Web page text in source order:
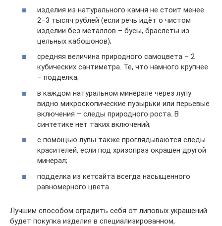
изделия из натурального камня не стоит менее
2–3 тысяч рублей (если речь идёт о чистом
изделии без металлов – бусы, браслеты из
цельных кабошонов);
средняя величина природного самоцвета – 2
кубических сантиметра. Те, что намного крупнее
– подделка;
в каждом натуральном минерале через лупу
видно микроскопические пузырьки или перьевые
включения – следы природного роста. В
синтетике нет таких включений;
с помощью лупы также проглядываются следы
красителей, если под хризопраз окрашен другой
минерал;
подделка из кетсайта всегда насыщенного
равномерного цвета.
Лучшим способом оградить себя от липовых украшений
будет покупка изделия в специализированном,